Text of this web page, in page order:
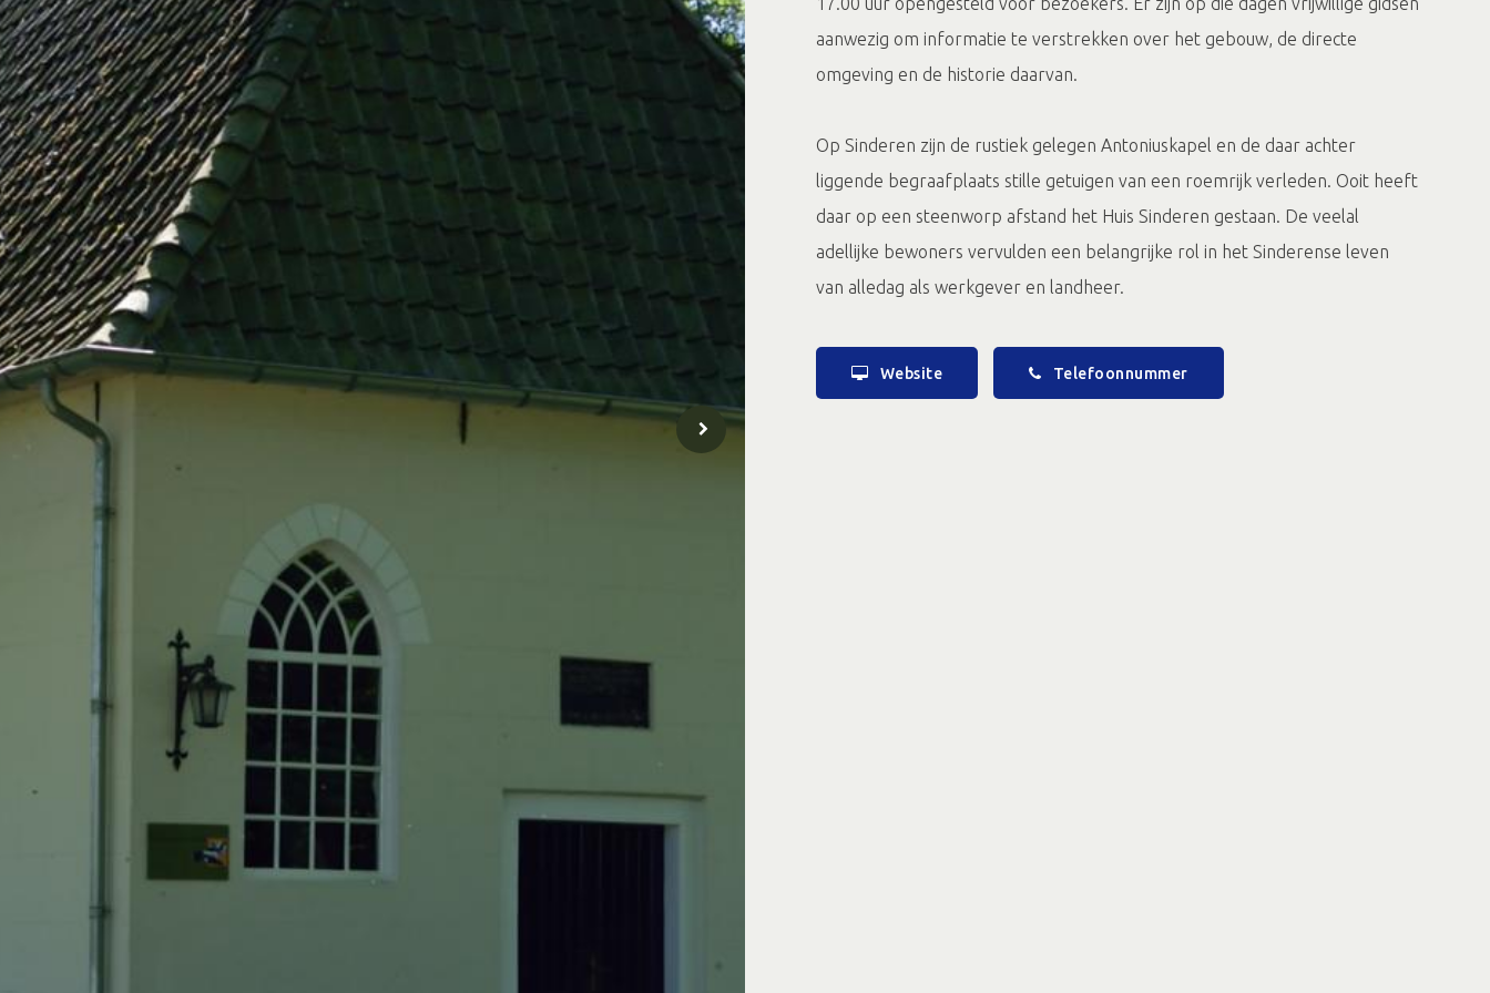
aanwezig om informatie te verstrekken over het gebouw, de directe
omgeving en de historie daarvan.
Op Sinderen zijn de rustiek gelegen Antoniuskapel en de daar achter
liggende begraafplaats stille getuigen van een roemrijk verleden. Ooit heeft
daar op een steenworp afstand het Huis Sinderen gestaan. De veelal
adellijke bewoners vervulden een belangrijke rol in het Sinderense leven
van alledag als werkgever en landheer.
Website Telefoonnummer